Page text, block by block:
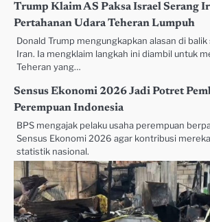
Trump Klaim AS Paksa Israel Serang
Pertahanan Udara Teheran Lumpuh
Donald Trump mengungkapkan alasan di balik
Iran. Ia mengklaim langkah ini diambil untuk
Teheran yang…
Sensus Ekonomi 2026 Jadi Potret
Perempuan Indonesia
BPS mengajak pelaku usaha perempuan
Sensus Ekonomi 2026 agar kontribusi
statistik nasional.